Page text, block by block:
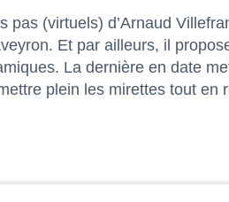
pas (virtuels) d’Arnaud
Et par ailleurs, il
La dernière en date
plein les mirettes tout